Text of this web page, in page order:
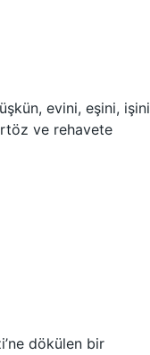
evini, eşini, işini
ve rehavete
dökülen bir